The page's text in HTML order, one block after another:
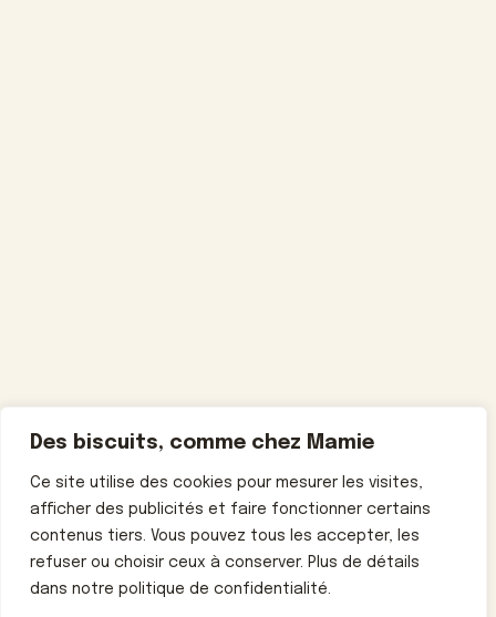
Des biscuits, comme chez Mamie
Ce site utilise des cookies pour mesurer les visites,
afficher des publicités et faire fonctionner certains
contenus tiers. Vous pouvez tous les accepter, les
refuser ou choisir ceux à conserver. Plus de détails
dans notre politique de confidentialité.